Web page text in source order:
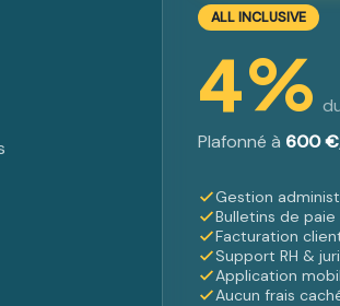
ALL INCLUSIVE
4%
Plafonné à 600
Gestion
Bulletins de
Facturation
Support RH &
Application
Aucun frais